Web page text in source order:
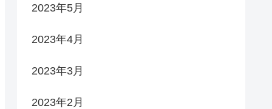
2023年5月
2023年4月
2023年3月
2023年2月